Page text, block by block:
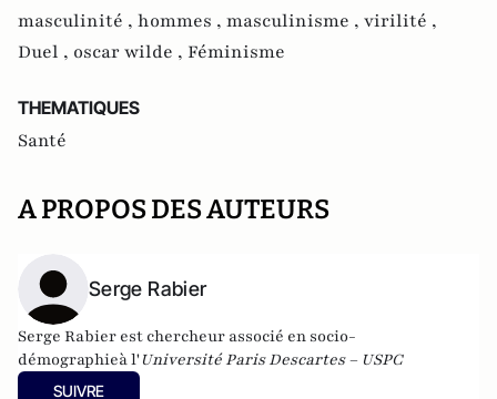
masculinité , hommes , masculinisme , virilité ,
Duel , oscar wilde , Féminisme
THEMATIQUES
Santé
A PROPOS DES AUTEURS
Serge Rabier
Serge Rabier est chercheur associé en socio-
démographieà l'Université Paris Descartes – USPC
SUIVRE